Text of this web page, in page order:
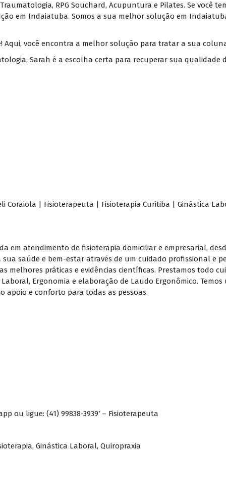
RPG Souchard, Acupuntura e Pilates. Se você
em Indaiatuba. Somos a sua melhor solução em
Aqui, você encontra a melhor solução para tratar a sua
Sarah é a escolha certa para recuperar sua qualidade
Coraiola | Fisioterapeuta | Fisioterapia Curitiba | Ginástica
em atendimento de fisioterapia domiciliar e empresarial,
sua saúde e bem-estar através de um cuidado profissional e
melhores práticas e evidências científicas. Prestamos todo
Laboral, Ergonomia e elaboração de Laudo Ergonômico.
apoio e conforto para todas as pessoas.
ou ligue: (41) 99838-3939′ – Fisioterapeuta
, Ginástica Laboral, Quiropraxia